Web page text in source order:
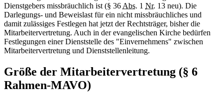
Dienstgebers missbräuchlich ist (§ 36 Abs. 1 Nr. 13 neu). Die
Darlegungs- und Beweislast für ein nicht missbräuchliches und
damit zulässiges Festlegen hat jetzt der Rechtsträger, bisher die
Mitarbeitervertretung. Auch in der evangelischen Kirche bedürfen
Festlegungen einer Dienststelle des "Einvernehmens" zwischen
Mitarbeitervertretung und Dienststellenleitung.
Größe der Mitarbeitervertretung (§ 6
Rahmen-MAVO)